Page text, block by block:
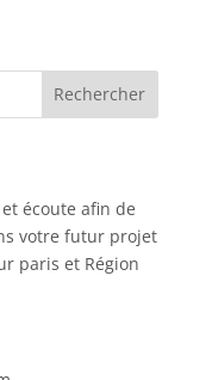
écoute afin de
votre futur projet
paris et Région